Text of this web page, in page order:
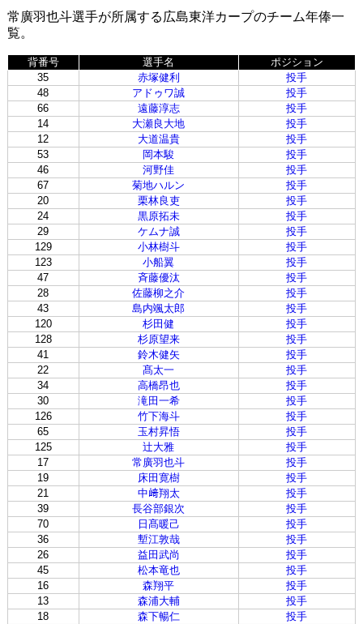
常廣羽也斗選手が所属する広島東洋カープのチーム年俸一
覧。
背番号 選手名
ポジション
35
赤塚健利
投手
48
アドゥワ誠
投手
66
遠藤淳志
投手
14
大瀬良大地
投手
12
大道温貴
投手
53
岡本駿
投手
46
河野佳
投手
67
菊地ハルン
投手
20
栗林良吏
投手
24
黒原拓未
投手
29
ケムナ誠
投手
129
小林樹斗
投手
123
小船翼
投手
47
斉藤優汰
投手
28
佐藤柳之介
投手
43
島内颯太郎
投手
120
杉田健
投手
128
杉原望来
投手
41
鈴木健矢
投手
22
髙太一
投手
34
高橋昂也
投手
30
滝田一希
投手
126
竹下海斗
投手
65
玉村昇悟
投手
125
辻大雅
投手
17
常廣羽也斗
投手
19
床田寛樹
投手
21
中﨑翔太
投手
39
長谷部銀次
投手
70
日髙暖己
投手
36
塹江敦哉
投手
26
益田武尚
投手
45
松本竜也
投手
16
森翔平
投手
13
森浦大輔
投手
18
森下暢仁
投手